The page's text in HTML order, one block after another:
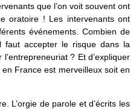
que l’on voit souvent ont
oratoire ! Les intervenants ont
événements. Combien de
faut accepter le risque dans la
? Et d’expliquer
France est merveilleux soit en
L’orgie de parole et d’écrits les